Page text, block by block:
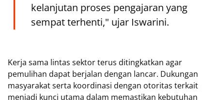
kelanjutan proses pengajaran yang
sempat terhenti," ujar Iswarini.
Kerja sama lintas sektor terus ditingkatkan agar
pemulihan dapat berjalan dengan lancar. Dukungan
masyarakat serta koordinasi dengan otoritas terkait
menjadi kunci utama dalam memastikan kebutuhan